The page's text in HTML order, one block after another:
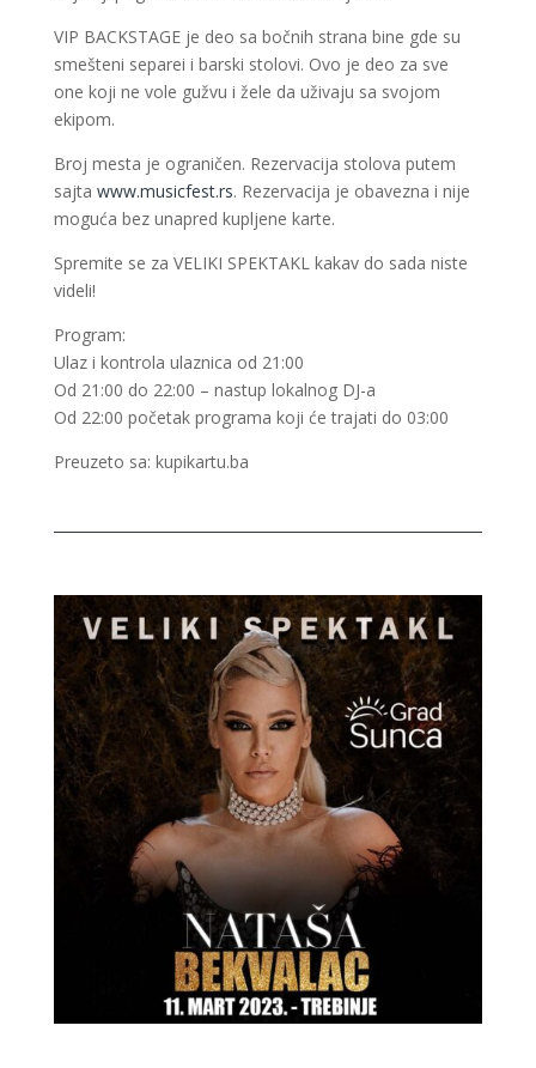
VIP BACKSTAGE je deo sa bočnih strana bine gde su
smešteni separei i barski stolovi. Ovo je deo za sve
one koji ne vole gužvu i žele da uživaju sa svojom
ekipom.
Broj mesta je ograničen. Rezervacija stolova putem
sajta www.musicfest.rs. Rezervacija je obavezna i nije
moguća bez unapred kupljene karte.
Spremite se za VELIKI SPEKTAKL kakav do sada niste
videli!
Program:
Ulaz i kontrola ulaznica od 21:00
Od 21:00 do 22:00 – nastup lokalnog DJ-a
Od 22:00 početak programa koji će trajati do 03:00
Preuzeto sa: kupikartu.ba